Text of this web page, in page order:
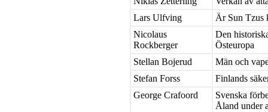
Lars Ulfving
Är Sun Tzus
Nicolaus
Rockberger
Den
Östeuropa
Stellan Bojerud
Män och
Stefan Forss
Finlands
George Crafoord
Svenska
Åland under